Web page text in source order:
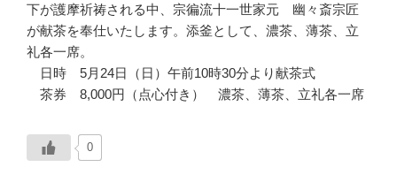
下が護摩祈祷される中、宗徧流十一世家元 幽々斎宗匠
が献茶を奉仕いたします。添釜として、濃茶、薄茶、立
礼各一席。
日時 5月24日（日）午前10時30分より献茶式
茶券 8,000円（点心付き） 濃茶、薄茶、立礼各一席
0